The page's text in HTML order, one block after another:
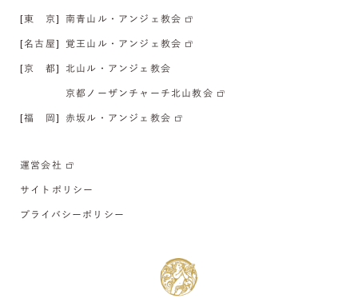
[東 京] 南青山ル・アンジェ教会
[名古屋] 覚王山ル・アンジェ教会
[京 都] 北山ル・アンジェ教会
京都ノーザンチャーチ北山教会
[福 岡] 赤坂ル・アンジェ教会
運営会社
サイトポリシー
プライバシーポリシー